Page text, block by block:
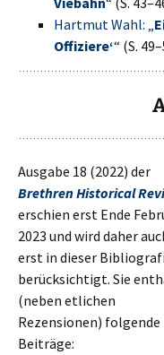
Hartmut Wahl: „
Offiziere‘“ (S.
Ausgabe 18 (2022) der
Brethren Historical
erschien erst Ende
2023 und wird daher
erst in dieser
berücksichtigt. Sie
(neben etlichen
Rezensionen) folgende
Beiträge: